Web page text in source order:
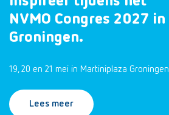
NVMO Congres 2027 in
Groningen.
19, 20 en 21 mei in Martiniplaza Groningen
Lees meer